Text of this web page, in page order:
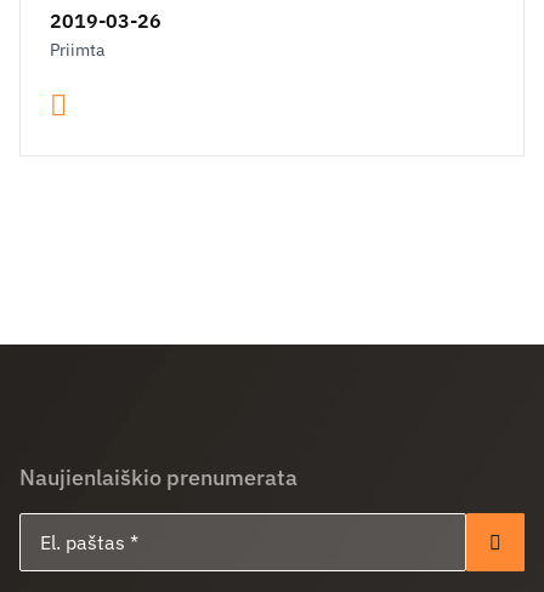
2019-03-26
Priimta
Naujienlaiškio prenumerata